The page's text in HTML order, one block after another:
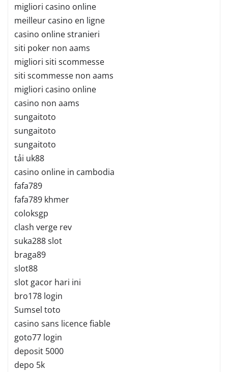
migliori casino online
meilleur casino en ligne
casino online stranieri
siti poker non aams
migliori siti scommesse
siti scommesse non aams
migliori casino online
casino non aams
sungaitoto
sungaitoto
sungaitoto
tải uk88
casino online in cambodia
fafa789
fafa789 khmer
coloksgp
clash verge rev
suka288 slot
braga89
slot88
slot gacor hari ini
bro178 login
Sumsel toto
casino sans licence fiable
goto77 login
deposit 5000
depo 5k